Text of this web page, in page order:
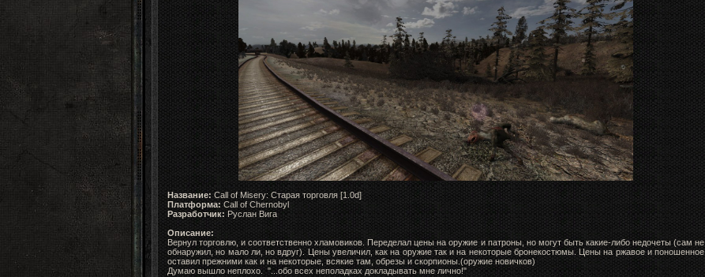
Название:Call of Misery: Старая торговля [1.0d]
Платформа: Call of Chernobyl
Разработчик: Руслан Вига
Описание:
Вернул торговлю, и соответственно хламовиков. Переделал цены на оружие и патроны, но могут быть какие-либо недочеты (сам не
обнаружил, но мало ли, но вдруг). Цены увеличил, как на оружие так и на некоторые бронекостюмы. Цены на ржавое и поношенное
оставил прежними как и на некоторые, всякие там, обрезы и скорпионы.(оружие новичков)
Думаю вышло неплохо. "...обо всех неполадках докладывать мне лично!"